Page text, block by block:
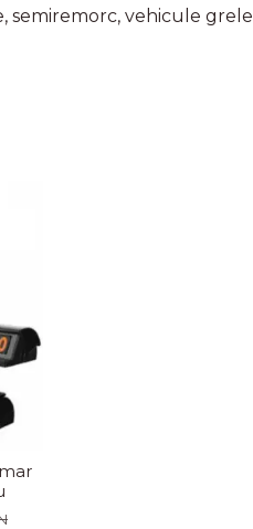
semiremorc, vehicule grele